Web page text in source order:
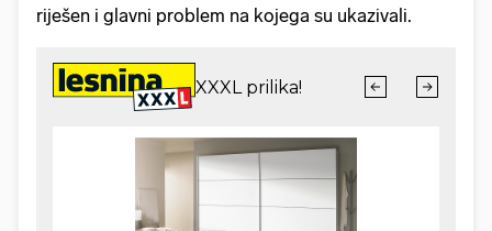
riješen i glavni problem na kojega su ukazivali.